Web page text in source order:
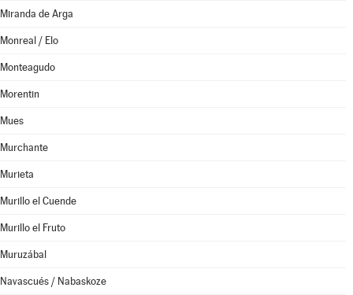
Miranda de Arga
Monreal / Elo
Monteagudo
Morentin
Mues
Murchante
Murieta
Murillo el Cuende
Murillo el Fruto
Muruzábal
Navascués / Nabaskoze